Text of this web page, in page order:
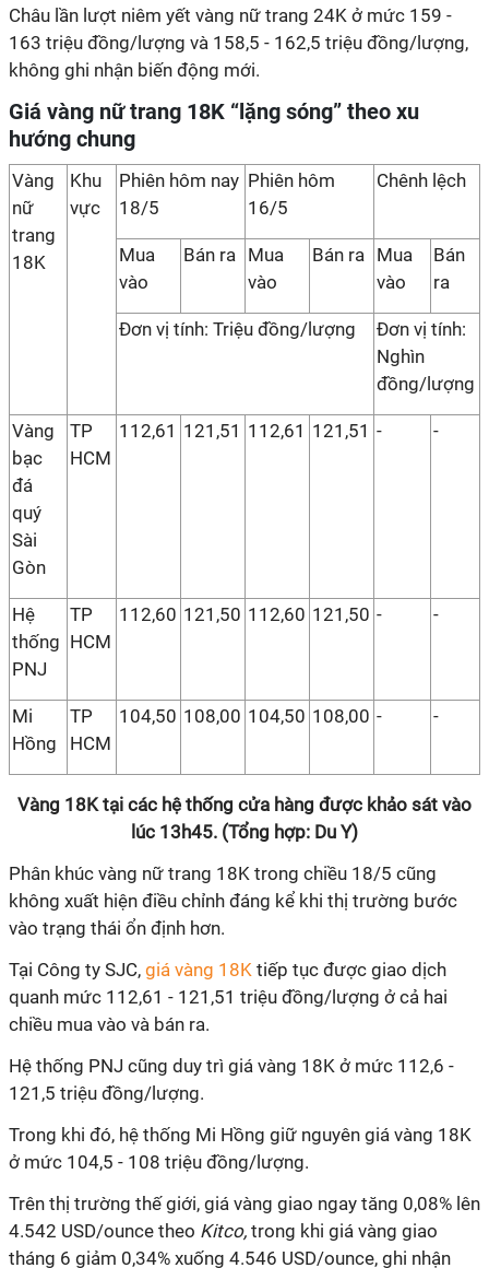
Châu lần lượt niêm yết vàng nữ trang 24K ở mức 159 -
163 triệu đồng/lượng và 158,5 - 162,5 triệu đồng/lượng,
không ghi nhận biến động mới.
Giá vàng nữ trang 18K “lặng sóng” theo xu
hướng chung
Vàng
nữ
trang
18K
Khu
vực
Phiên hôm nay
18/5
Phiên hôm
16/5
Chênh lệch
Mua
vào
Bán ra Mua
vào
Bán ra Mua
vào
Bán
ra
Đơn vị tính: Triệu đồng/lượng
Đơn vị tính:
Nghìn
đồng/lượng
Vàng
bạc
đá
quý
Sài
Gòn
TP
HCM
112,61 121,51 112,61 121,51 - -
Hệ
thống
PNJ
TP
HCM
112,60 121,50 112,60 121,50 - -
Mi
Hồng
TP
HCM
104,50 108,00 104,50 108,00 - -
Vàng 18K tại các hệ thống cửa hàng được khảo sát vào
lúc 13h45. (Tổng hợp: Du Y)
Phân khúc vàng nữ trang 18K trong chiều 18/5 cũng
không xuất hiện điều chỉnh đáng kể khi thị trường bước
vào trạng thái ổn định hơn.
Tại Công ty SJC, giá vàng 18K tiếp tục được giao dịch
quanh mức 112,61 - 121,51 triệu đồng/lượng ở cả hai
chiều mua vào và bán ra.
Hệ thống PNJ cũng duy trì giá vàng 18K ở mức 112,6 -
121,5 triệu đồng/lượng.
Trong khi đó, hệ thống Mi Hồng giữ nguyên giá vàng 18K
ở mức 104,5 - 108 triệu đồng/lượng.
Trên thị trường thế giới, giá vàng giao ngay tăng 0,08% lên
4.542 USD/ounce theo Kitco, trong khi giá vàng giao
tháng 6 giảm 0,34% xuống 4.546 USD/ounce, ghi nhận